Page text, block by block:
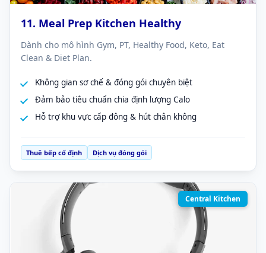
11. Meal Prep Kitchen Healthy
Dành cho mô hình Gym, PT, Healthy Food, Keto, Eat
Clean & Diet Plan.
Không gian sơ chế & đóng gói chuyên biệt
Đảm bảo tiêu chuẩn chia định lượng Calo
Hỗ trợ khu vực cấp đông & hút chân không
Thuê bếp cố định Dịch vụ đóng gói
Central Kitchen